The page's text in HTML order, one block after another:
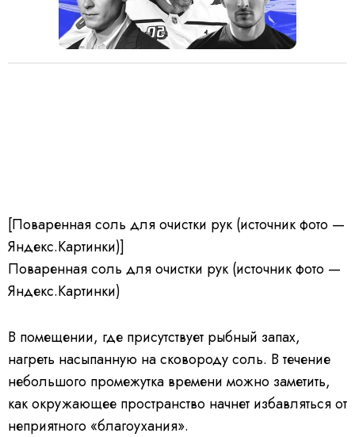
[Поваренная соль для очистки рук (источник фото —
Яндекс.Картинки)]
Поваренная соль для очистки рук (источник фото —
Яндекс.Картинки)
В помещении, где присутствует рыбный запах,
нагреть насыпанную на сковороду соль. В течение
небольшого промежутка времени можно заметить,
как окружающее пространство начнет избавляться от
неприятного «благоухания».